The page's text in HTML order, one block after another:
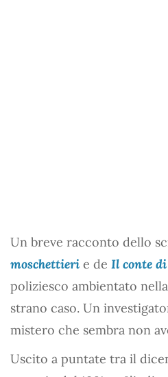
Un breve racconto dello
moschettieri e de Il conte
poliziesco ambientato
strano caso. Un
mistero che sembra non
Uscito a puntate tra il